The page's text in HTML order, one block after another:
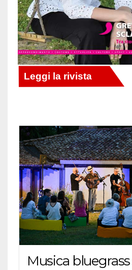
Musica